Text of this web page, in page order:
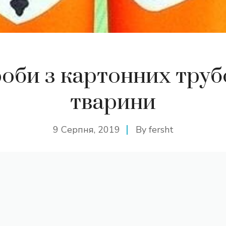
з картонних
тварини
9 Серпня, 2019 By fersht